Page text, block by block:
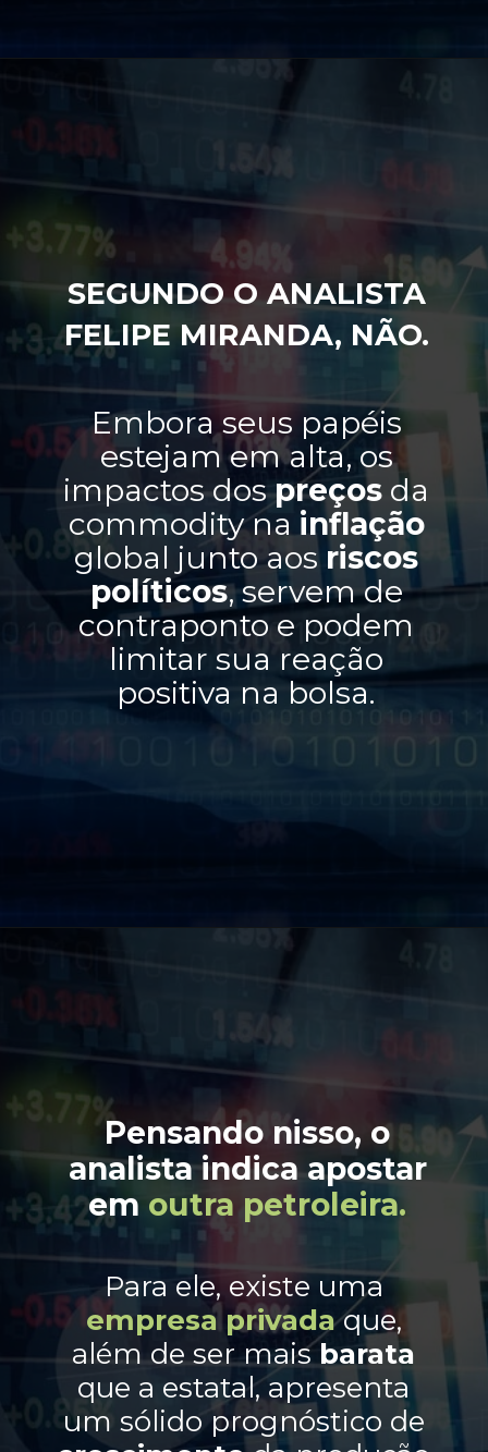
SEGUNDO O ANALISTA
FELIPE MIRANDA, NÃO.
Embora seus papéis
estejam em alta, os
impactos dospreços da
commodity na inflação
global junto aos riscos
políticos, servem de
contraponto e podem
limitar sua reação
positiva na bolsa.
Pensando nisso, o
analista indica apostar
em outra petroleira.
Para ele, existe uma
empresa privadaque,
além de ser maisbarata
que a estatal, apresenta
um sólido prognóstico de